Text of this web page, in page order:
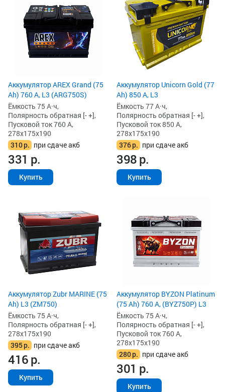
Аккумулятор AREX Grand (75
Ah) 760 А, L3 (ARG750S)
Ёмкость 75 А·ч,
Полярность обратная [- +],
Пусковой ток 760 А,
278x175x190
310р. при сдаче акб
331 р.
Купить
Аккумулятор Unicorn Gold (77
Ah) 850 А, L3
Ёмкость 77 А·ч,
Полярность обратная [- +],
Пусковой ток 850 А,
278x175x190
376р. при сдаче акб
398р.
Купить
Аккумулятор Zubr MARINE (75
Ah) L3 (ZM750)
Ёмкость 75 А·ч,
Полярность обратная [- +],
278x175x190
395р. при сдаче акб
416р.
Купить
Аккумулятор BYZON Platinum
(75 Ah) 760 А, (BYZ750P) L3
Ёмкость 75 А·ч,
Полярность обратная [- +],
Пусковой ток 760 А,
278x175x190
280р. при сдаче акб
301 р.
Купить